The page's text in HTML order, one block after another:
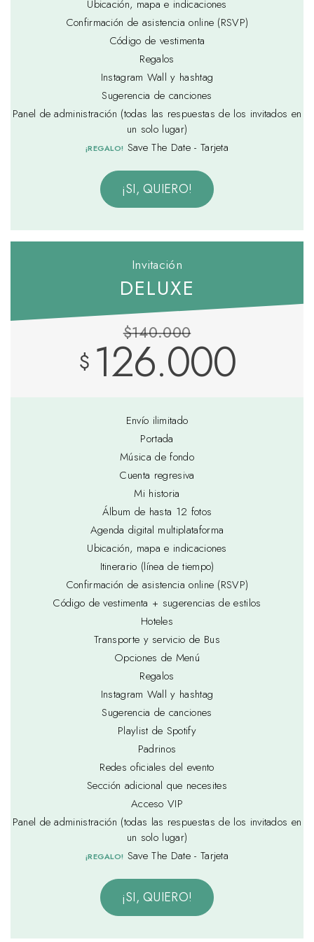
Ubicación, mapa e indicaciones
Confirmación de asistencia online (RSVP)
Código de vestimenta
Regalos
Instagram Wall y hashtag
Sugerencia de canciones
Panel de administración (todas las respuestas de los invitados en
un solo lugar)
¡REGALO! Save The Date - Tarjeta
¡SI, QUIERO!
Invitación
DELUXE
$140.000
$ 126.000
Envío ilimitado
Portada
Música de fondo
Cuenta regresiva
Mi historia
Álbum de hasta 12 fotos
Agenda digital multiplataforma
Ubicación, mapa e indicaciones
Itinerario (línea de tiempo)
Confirmación de asistencia online (RSVP)
Código de vestimenta + sugerencias de estilos
Hoteles
Transporte y servicio de Bus
Opciones de Menú
Regalos
Instagram Wall y hashtag
Sugerencia de canciones
Playlist de Spotify
Padrinos
Redes oficiales del evento
Sección adicional que necesites
Acceso VIP
Panel de administración (todas las respuestas de los invitados en
un solo lugar)
¡REGALO! Save The Date - Tarjeta
¡SI, QUIERO!